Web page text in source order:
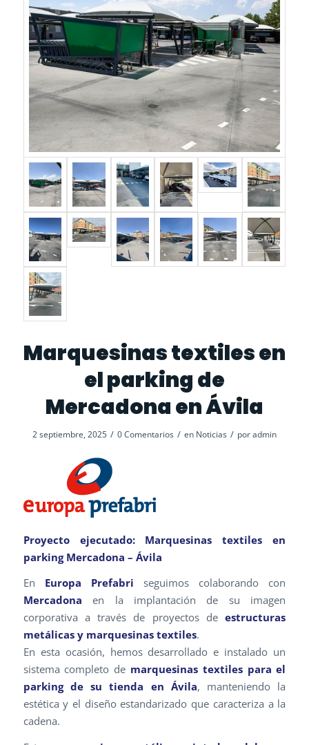
Marquesinas textiles en
el parking de
Mercadona en Ávila
2 septiembre, 2025 / 0 Comentarios / en Noticias / poradmin
Proyecto ejecutado: Marquesinas textiles en
parking Mercadona – Ávila
En Europa Prefabri seguimos colaborando con
Mercadona en la implantación de su imagen
corporativa a través de proyectos deestructuras
metálicas y marquesinas textiles.
En esta ocasión, hemos desarrollado e instalado un
sistema completo de marquesinas textiles para el
parking de su tienda en Ávila, manteniendo la
estética y el diseño estandarizado que caracteriza a la
cadena.